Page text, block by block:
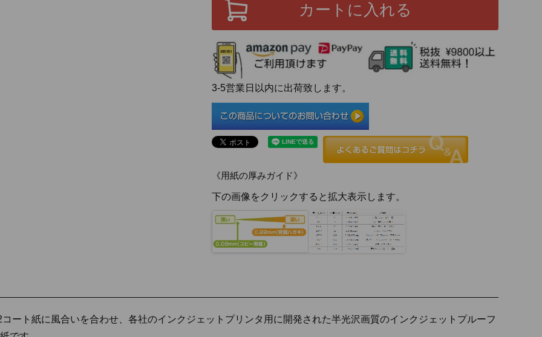
カートに入れる
3-5営業日以内に出荷致します。
《用紙の厚みガイド》
下の画像をクリックすると拡大表示します。
ート紙に風合いを合わせ、各社のインクジェットプリンタ用に開発された半光沢画質のインクジェットプルーフ